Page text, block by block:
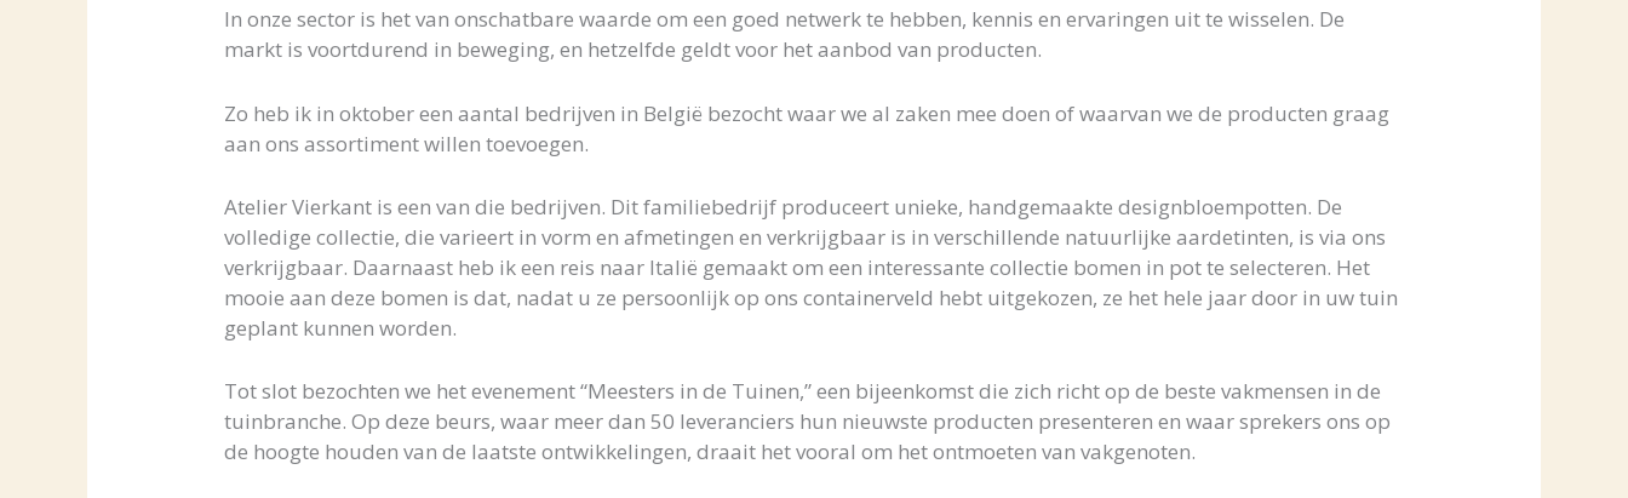
In onze sector is het van onschatbare waarde om een goed netwerk te hebben, kennis en ervaringen uit te wisselen. De
markt is voortdurend in beweging, en hetzelfde geldt voor het aanbod van producten.
Zo heb ik in oktober een aantal bedrijven in België bezocht waar we al zaken mee doen of waarvan we de producten graag
aan ons assortiment willen toevoegen.
Atelier Vierkant is een van die bedrijven. Dit familiebedrijf produceert unieke, handgemaakte designbloempotten. De
volledige collectie, die varieert in vorm en afmetingen en verkrijgbaar is in verschillende natuurlijke aardetinten, is via ons
verkrijgbaar. Daarnaast heb ik een reis naar Italië gemaakt om een interessante collectie bomen in pot te selecteren. Het
mooie aan deze bomen is dat, nadat u ze persoonlijk op ons containerveld hebt uitgekozen, ze het hele jaar door in uw tuin
geplant kunnen worden.
Tot slot bezochten we het evenement “Meesters in de Tuinen,” een bijeenkomst die zich richt op de beste vakmensen in de
tuinbranche. Op deze beurs, waar meer dan 50 leveranciers hun nieuwste producten presenteren en waar sprekers ons op
de hoogte houden van de laatste ontwikkelingen, draait het vooral om het ontmoeten van vakgenoten.